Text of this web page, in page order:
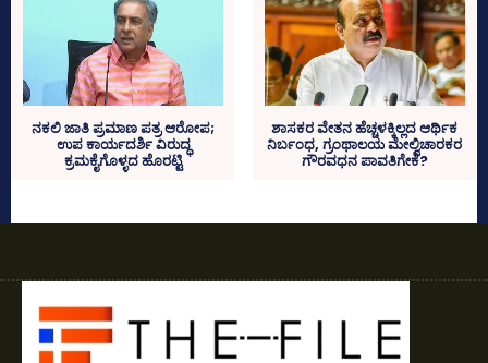
ನಕಲಿ ಜಾತಿ ಪ್ರಮಾಣ ಪತ್ರ ಆರೋಪ;
ಉಪ ಕಾರ್ಯದರ್ಶಿ ವಿರುದ್ಧ
ಕ್ರಮಕೈಗೊಳ್ಳದ ಹೊರಟ್ಟಿ
ಶಾಸಕರ ವೇತನ ಹೆಚ್ಚಳಕ್ಕಿಲ್ಲದ ಆರ್ಥಿಕ
ನಿರ್ಬಂಧ, ಗ್ರಂಥಾಲಯ ಮೇಲ್ವಿಚಾರಕರ
ಗೌರವಧನ ಪಾವತಿಗೇಕೆ?